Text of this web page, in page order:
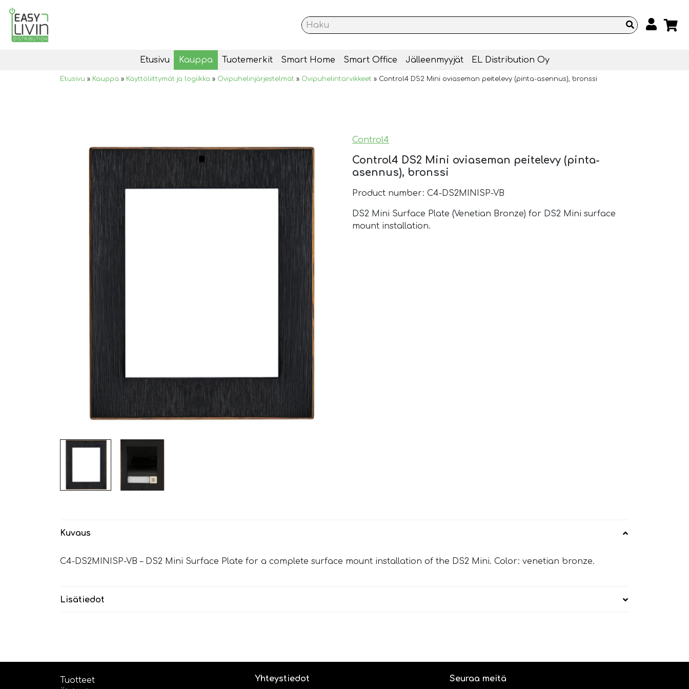
Etusivu Kauppa Tuotemerkit Smart Home Smart Office Jälleenmyyjät EL Distribution Oy
Etusivu » Kauppa » Käyttöliittymät ja logiikka » Ovipuhelinjärjestelmät » Ovipuhelintarvikkeet » Control4 DS2 Mini oviaseman peitelevy (pinta-asennus), bronssi
Control4
Control4 DS2 Mini oviaseman peitelevy (pinta-
asennus), bronssi
Product number: C4-DS2MINISP-VB
DS2 Mini Surface Plate (Venetian Bronze) for DS2 Mini surface
mount installation.
Kuvaus
C4-DS2MINISP-VB – DS2 Mini Surface Plate for a complete surface mount installation of the DS2 Mini. Color: venetian bronze.
Lisätiedot
Tuotteet
Yhteystiedot Seuraa meitä